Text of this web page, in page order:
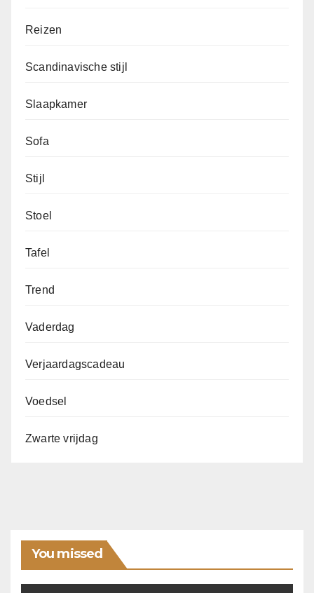
Reizen
Scandinavische stijl
Slaapkamer
Sofa
Stijl
Stoel
Tafel
Trend
Vaderdag
Verjaardagscadeau
Voedsel
Zwarte vrijdag
You missed